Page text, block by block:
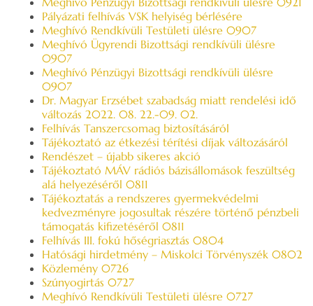
Pályázati felhívás VSK helyiség bérlésére
Meghívó Rendkívüli Testületi ülésre 0907
Meghívó Ügyrendi Bizottsági rendkívüli ülésre
0907
Meghívó Pénzügyi Bizottsági rendkívüli ülésre
0907
Dr. Magyar Erzsébet szabadság miatt rendelési idő
változás 2022. 08. 22.-09. 02.
Felhívás Tanszercsomag biztosításáról
Tájékoztató az étkezési térítési díjak változásáról
Rendészet – újabb sikeres akció
Tájékoztató MÁV rádiós bázisállomások feszültség
alá helyezéséről 0811
Tájékoztatás a rendszeres gyermekvédelmi
kedvezményre jogosultak részére történő pénzbeli
támogatás kifizetéséről 0811
Felhívás III. fokú hőségriasztás 0804
Hatósági hirdetmény – Miskolci Törvényszék 0802
Közlemény 0726
Szúnyogirtás 0727
Meghívó Rendkívüli Testületi ülésre 0727